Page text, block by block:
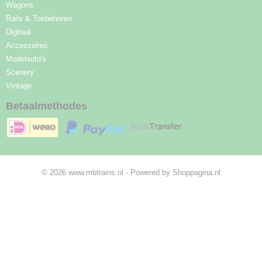
Wagons
Rails & Toebehoren
Digitaal
Accessoires
Modelauto's
Scenery
Vintage
Betaalmethodes
© 2026 www.mbtrains.nl - Powered by Shoppagina.nl